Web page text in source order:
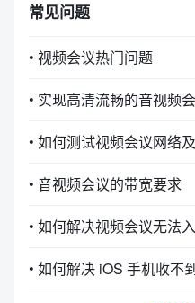
常见问题
• 视频会议热门问题
• 实现高清流畅的音视频
• 如何测试视频会议网络
• 音视频会议的带宽要求
• 如何解决视频会议无法
• 如何解决 iOS 手机收不